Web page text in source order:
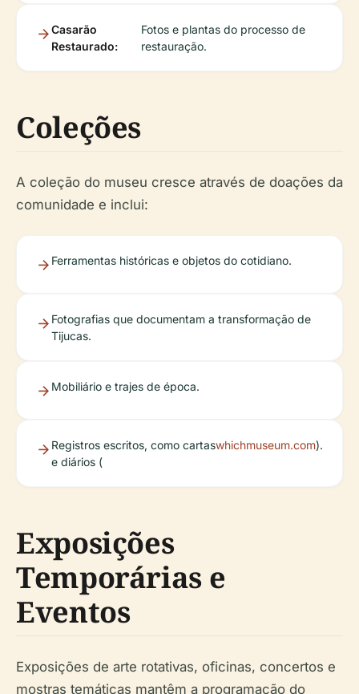
Casarão
Restaurado:
Fotos e plantas do processo de
restauração.
Coleções
A coleção do museu cresce através de doações da
comunidade e inclui:
Ferramentas históricas e objetos do cotidiano.
Fotografias que documentam a transformação de
Tijucas.
Mobiliário e trajes de época.
Registros escritos, como cartas
e diários (
whichmuseum.com).
Exposições
Temporárias e
Eventos
Exposições de arte rotativas, oficinas, concertos e
mostras temáticas mantêm a programação do